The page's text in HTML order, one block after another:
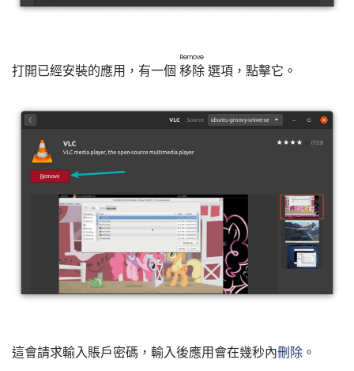
打開已經安裝的應用，有一個 移除
Remove
選項，點擊它。
這會請求輸入賬戶密碼，輸入後應用會在幾秒內刪除 。